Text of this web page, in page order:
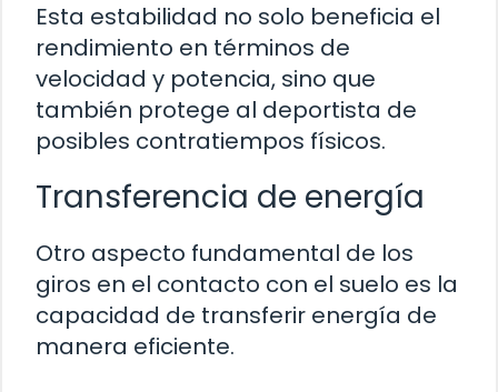
Esta estabilidad no solo beneficia el
rendimiento en términos de
velocidad y potencia, sino que
también protege al deportista de
posibles contratiempos físicos.
Transferencia de energía
Otro aspecto fundamental de los
giros en el contacto con el suelo es la
capacidad de transferir energía de
manera eficiente.